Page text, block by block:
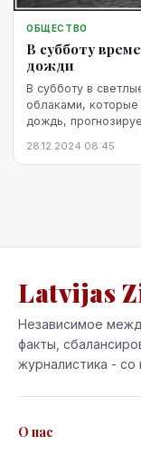
ОБЩЕСТВО
В субботу
дожди
В субботу в
облаками,
дождь,
28.12.2024 08:45
Latvijas
Независимое
факты,
журналистика - со
О нас